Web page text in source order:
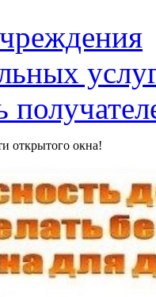
открытого окна!